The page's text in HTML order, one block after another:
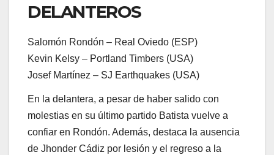
DELANTEROS
Salomón Rondón – Real Oviedo (ESP)
Kevin Kelsy – Portland Timbers (USA)
Josef Martínez – SJ Earthquakes (USA)
En la delantera, a pesar de haber salido con
molestias en su último partido Batista vuelve a
confiar en Rondón. Además, destaca la ausencia
de Jhonder Cádiz por lesión y el regreso a la